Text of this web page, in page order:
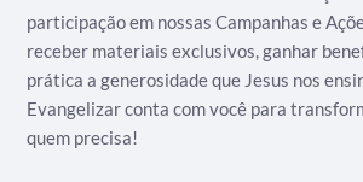
participação em nossas Campanhas e
receber materiais exclusivos, ganhar
prática a generosidade que Jesus nos
Evangelizar conta com você para
quem precisa!